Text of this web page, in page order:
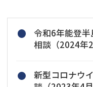
令和6年能登
相談（2024年
新型コロナウ